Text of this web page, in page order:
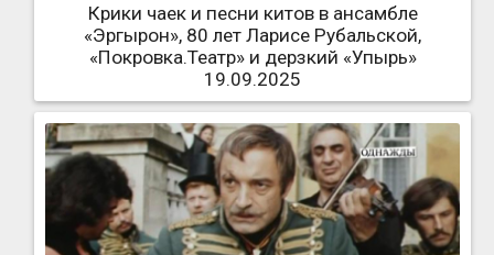
Крики чаек и песни китов в ансамбле
«Эргырон», 80 лет Ларисе Рубальской,
«Покровка.Театр» и дерзкий «Упырь»
19.09.2025